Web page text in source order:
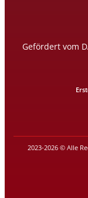
Gefördert vom
2023-2026 © Alle